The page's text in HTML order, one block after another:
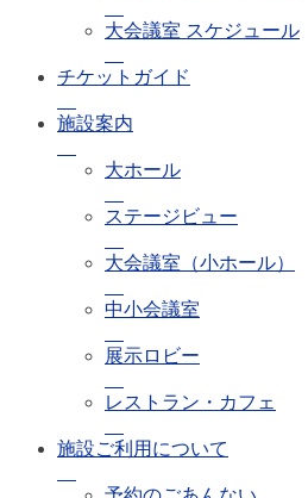
大会議室 スケジュール
チケットガイド
施設案内
大ホール
ステージビュー
大会議室（小ホール）
中小会議室
展示ロビー
レストラン・カフェ
施設ご利用について